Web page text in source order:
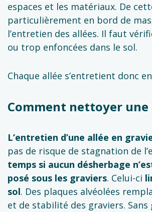
espaces et les matériaux. De
particulièrement en bord de
l’entretien des allées. Il faut
ou trop enfoncées dans le sol.
Chaque allée s’entretient donc
Comment nettoyer une
L’entretien d’une allée en
pas de risque de stagnation de
temps si aucun désherbage
posé sous les graviers. Celui-ci
sol. Des plaques alvéolées
et de stabilité des graviers.